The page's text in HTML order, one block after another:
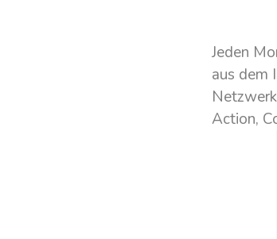
Jeden
aus dem
Action,